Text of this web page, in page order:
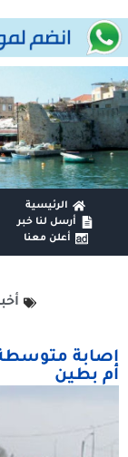
الرئيسية
أرسل لنا خبر
أعلن معنا
إصابة
أم بطين